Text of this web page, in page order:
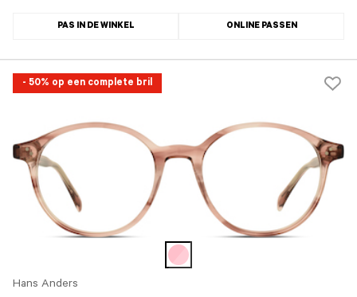
PAS IN DE WINKEL ONLINE PASSEN
- 50% op een complete bril
Hans Anders